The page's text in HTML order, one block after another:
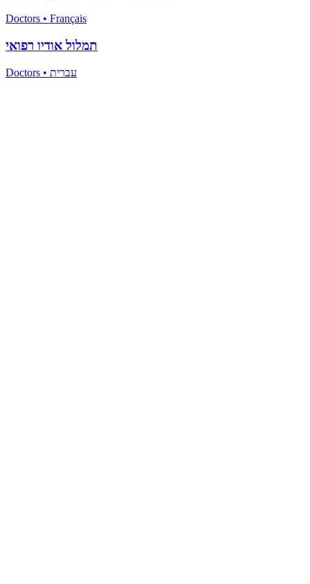
Doctors • Français
תמלול אודיו רפואי
Doctors • עברית